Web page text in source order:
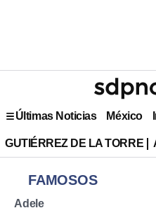
Últimas Noticias México
GUTIÉRREZ DE LA TORRE
FAMOSOS
Adele